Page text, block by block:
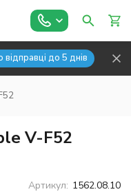
до 5 днів
V-F52
Артикул: 1562.08.10